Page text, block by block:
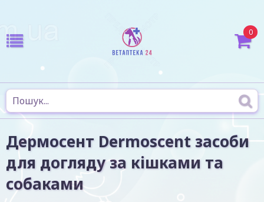
0
Дермосент Dermoscent засоби
для догляду за кішками та
собаками